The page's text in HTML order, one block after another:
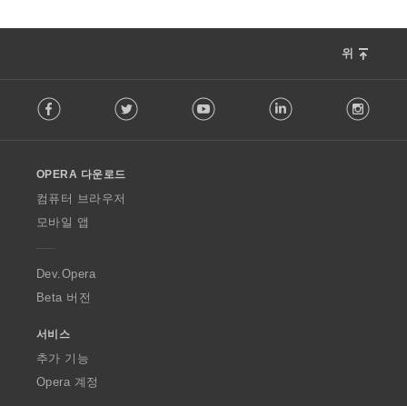
위
o
w
O
p
a
Facebook Twitter Youtube LinkedIn
OPERA 다운로드
컴퓨터 브라우저
모바일 앱
Dev.Opera
Beta 버전
서비스
추가 기능
Opera 계정